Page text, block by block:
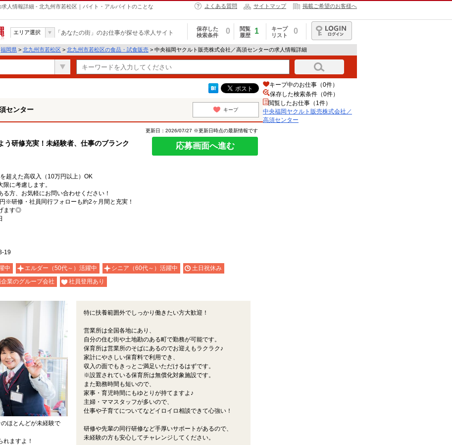
人情報詳細 - 北九州市若松区｜バイト・アルバイトのことな
よくある質問 サイトマップ 掲載ご希望のお客様へ
エリア選択 「あなたの街」のお仕事が探せる求人サイト
保存した
検索条件
0
閲覧
履歴
1
キープ
リスト
0
ログイン
福岡県 > 北九州市若松区 > 北九州市若松区の食品・試食販売 > 中央福岡ヤクルト販売株式会社／高須センターの求人情報詳細
センター キープ
う研修充実！未経験者、仕事のブランク
更新日：2026/07/27 ※更新日時点の最新情報です
応募画面へ進む
超えた高収入（10万円以上）OK
に考慮します。
方、お気軽にお問い合わせください！
※研修・社員同行フォローも約2ヶ月間と充実！
ます◎
19
中 エルダー（50代～）活躍中 シニア（60代～）活躍中
土日祝休み
業のグループ会社 社員登用あり
ほとんどが未経験で
ますよ！
特に扶養範囲外でしっかり働きたい方大歓迎！
営業所は全国各地にあり、
自分の住む街や土地勘のある町で勤務が可能です。
保育所は営業所のそばにあるのでお迎えもラクラク♪
家計にやさしい保育料で利用でき、
収入の面でもきっとご満足いただけるはずです。
※設置されている保育所は無償化対象施設です。
また勤務時間も短いので、
家事・育児時間にもゆとりが持てますよ♪
主婦・ママスタッフが多いので、
仕事や子育てについてなどイロイロ相談できて心強い！
研修や先輩の同行研修など手厚いサポートがあるので、
未経験の方も安心してチャレンジしてください。
キープ中のお仕事（0件）
保存した検索条件（0件）
閲覧したお仕事（1件）
中央福岡ヤクルト販売株式会社／
高須センター